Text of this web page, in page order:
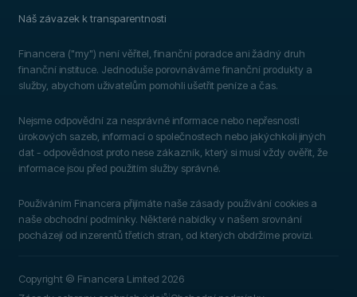
Náš závazek k transparentnosti
Financera ("my") není věřitel, finanční poradce ani žádný druh
finanční instituce. Jednoduše porovnáváme finanční produkty a
služby, abychom uživatelům pomohli ušetřit peníze a čas.
Nejsme odpovědní za nesprávné informace nebo nepřesnosti
úrokových sazeb, informací o společnostech nebo jakýchkoli jiných
dat - odpovědnost proto nese zákazník, který si musí vždy ověřit, že
informace jsou před použitím služby správné.
Používáním Financera přijímáte naše zásady používání cookies a
naše obchodní podmínky. Některé nabídky v našem srovnání
pocházejí od inzerentů třetích stran, od kterých obdržíme provizi.
Copyright © Financera Limited 2026